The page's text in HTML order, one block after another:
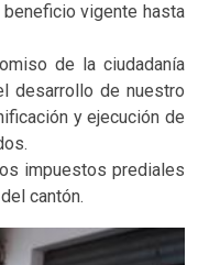
vigente hasta
de la ciudadanía
desarrollo de nuestro
y ejecución de
impuestos prediales
cantón.